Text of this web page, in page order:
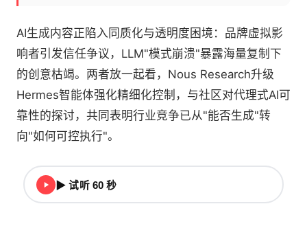
AI生成内容正陷入同质化与透明度困境：品牌虚拟影
响者引发信任争议，LLM"模式崩溃"暴露海量复制下
的创意枯竭。两者放一起看，Nous Research升级
Hermes智能体强化精细化控制，与社区对代理式AI可
靠性的探讨，共同表明行业竞争已从"能否生成"转
向"如何可控执行"。
▶ 试听 60 秒